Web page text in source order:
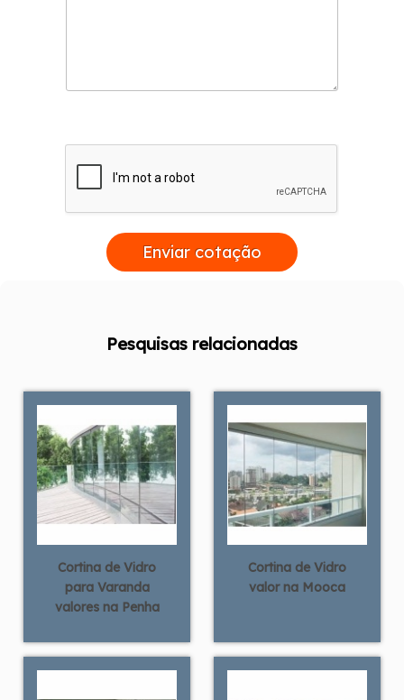
Enviar cotação
Pesquisas relacionadas
Cortina de Vidro
para Varanda
valores na Penha
Cortina de Vidro
valor na Mooca